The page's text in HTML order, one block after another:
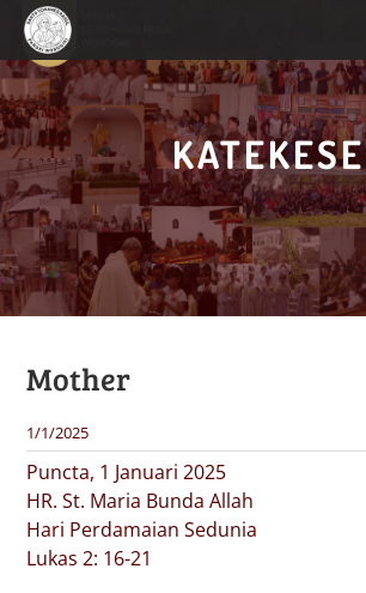
KATEKESE
Mother
1/1/2025
Puncta, 1 Januari 2025
HR. St. Maria Bunda Allah
Hari Perdamaian Sedunia
Lukas 2: 16-21
PROFIL PAROKI
KATEKESE
PELAYANAN
BERITA PAROKI